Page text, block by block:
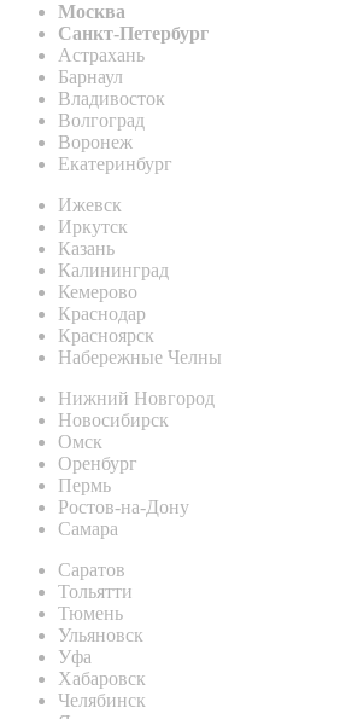
Москва
Санкт-Петербург
Астрахань
Барнаул
Владивосток
Волгоград
Воронеж
Екатеринбург
Ижевск
Иркутск
Казань
Калининград
Кемерово
Краснодар
Красноярск
Набережные Челны
Нижний Новгород
Новосибирск
Омск
Оренбург
Пермь
Ростов-на-Дону
Самара
Саратов
Тольятти
Тюмень
Ульяновск
Уфа
Хабаровск
Челябинск